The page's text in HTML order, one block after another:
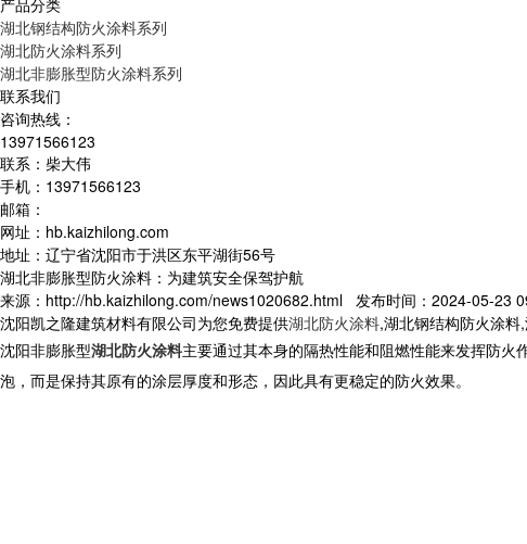
产品分类
湖北钢结构防火涂料系列
湖北防火涂料系列
湖北非膨胀型防火涂料系列
联系我们
咨询热线：
13971566123
联系：柴大伟
手机：13971566123
邮箱：
网址：hb.kaizhilong.com
地址：辽宁省沈阳市于洪区东平湖街56号
湖北非膨胀型防火涂料：为建筑安全保驾护航
来源：http://hb.kaizhilong.com/news1020682.html 发布时间：2024-05-23
沈阳凯之隆建筑材料有限公司为您免费提供湖北防火涂料,湖北钢结构防火涂料
沈阳非膨胀型湖北防火涂料主要通过其本身的隔热性能和阻燃性能来发挥防
泡，而是保持其原有的涂层厚度和形态，因此具有更稳定的防火效果。